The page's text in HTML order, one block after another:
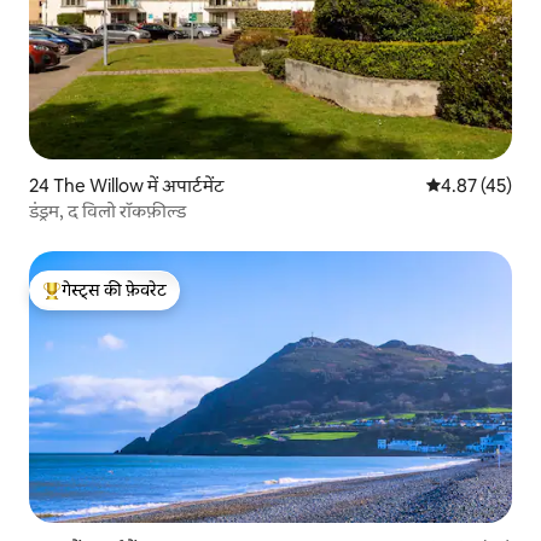
24 The Willow में अपार्टमेंट औसत रेटिंग 5 में
4.87 (45)
डंड्रम, द विलो रॉकफ़ील्ड
गेस्ट्स का टॉप फ़ेवरेट
गेस्ट्स की फ़ेवरेट